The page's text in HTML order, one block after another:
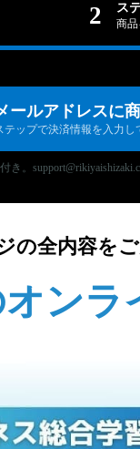
2 ス
商
ールアドレスに
テップで決済情報を入力し
き。
の全内容を
オンラ